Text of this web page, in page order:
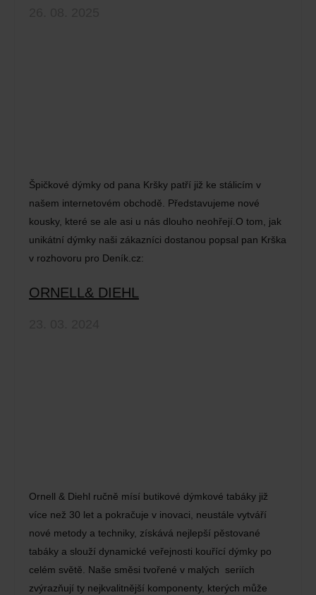
Špičkové dýmky od pana Kršky patří již ke stálicím v
našem internetovém obchodě. Představujeme nové
kousky, které se ale asi u nás dlouho neohřejí.O tom, jak
unikátní dýmky naši zákazníci dostanou popsal pan Krška
v rozhovoru pro Deník.cz:
ORNELL& DIEHL
Ornell & Diehl ručně mísí butikové dýmkové tabáky již
více než 30 let a pokračuje v inovaci, neustále vytváří
nové metody a techniky, získává nejlepší pěstované
tabáky a slouží dynamické veřejnosti kouřící dýmky po
celém světě. Naše směsi tvořené v malých seriích
zvýrazňují ty nejkvalitnější komponenty, kterých může